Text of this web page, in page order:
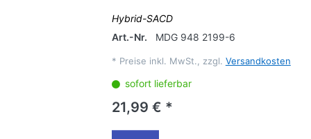
Hybrid-SACD
Art.-Nr.
MDG 948 2199-6
* Preise inkl. MwSt., zzgl. Versandkosten
sofort lieferbar
21,99 € *